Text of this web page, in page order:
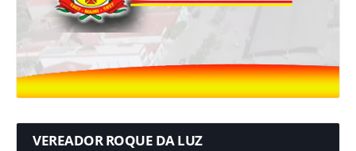
VEREADOR ROQUE DA LUZ